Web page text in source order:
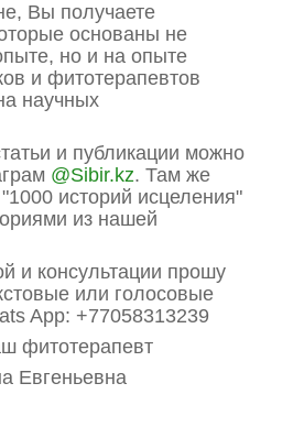
Вы получаете
основаны не
но и на опыте
и фитотерапевтов
научных
и публикации можно
@Sibir.kz. Там же
историй исцеления"
из нашей
и консультации прошу
или голосовые
App: +77058313239
фитотерапевт
Евгеньевна